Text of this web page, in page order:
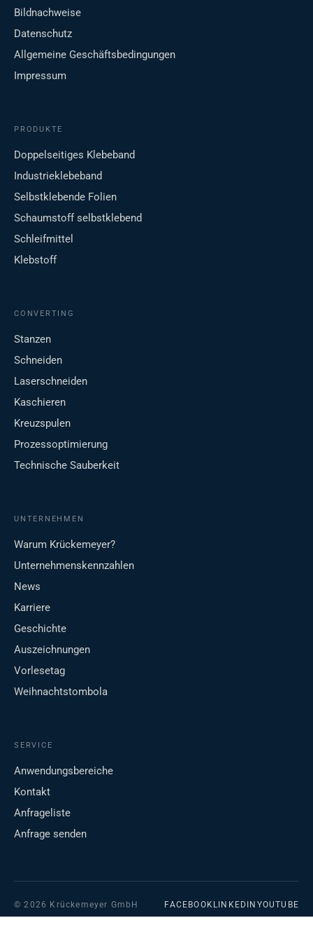
Bildnachweise
Datenschutz
Allgemeine Geschäftsbedingungen
Impressum
PRODUKTE
Doppelseitiges Klebeband
Industrieklebeband
Selbstklebende Folien
Schaumstoff selbstklebend
Schleifmittel
Klebstoff
CONVERTING
Stanzen
Schneiden
Laserschneiden
Kaschieren
Kreuzspulen
Prozessoptimierung
Technische Sauberkeit
UNTERNEHMEN
Warum Krückemeyer?
Unternehmenskennzahlen
News
Karriere
Geschichte
Auszeichnungen
Vorlesetag
Weihnachtstombola
SERVICE
Anwendungsbereiche
Kontakt
Anfrageliste
Anfrage senden
© 2026 Krückemeyer GmbH FACEBOOK LINKEDIN YOUTUBE